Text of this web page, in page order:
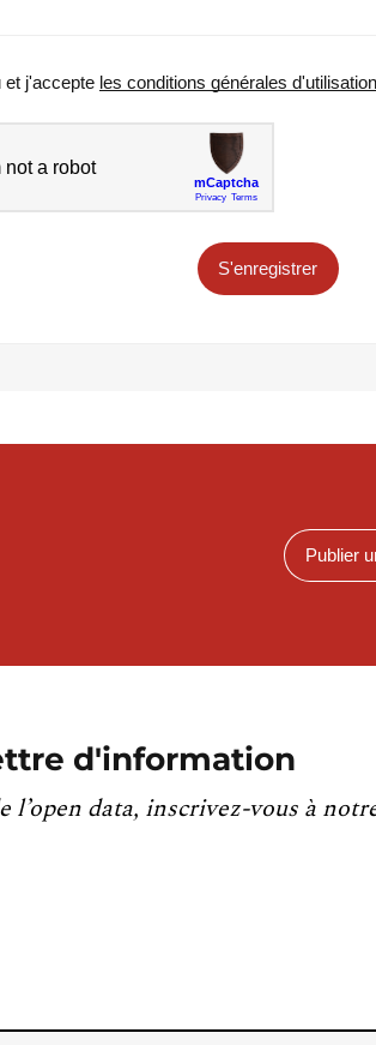
et j'accepte les conditions générales
S'enregistrer
Publier
d'information
l’open data, inscrivez-vous à